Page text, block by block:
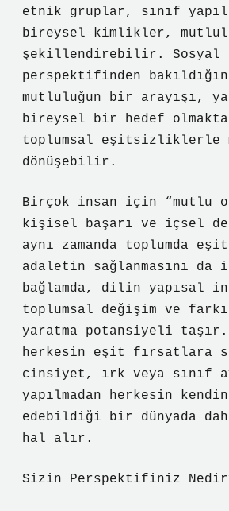
etnik gruplar, sınıf
bireysel kimlikler,
şekillendirebilir. Sosyal
perspektifinden
mutluluğun bir arayışı,
bireysel bir hedef
toplumsal eşitsizliklerle
dönüşebilir.
Birçok insan için “mutlu
kişisel başarı ve içsel
aynı zamanda toplumda
adaletin sağlanmasını
bağlamda, dilin yapısal
toplumsal değişim ve
yaratma potansiyeli
herkesin eşit fırsatlara
cinsiyet, ırk veya sınıf
yapılmadan herkesin
edebildiği bir dünyada
hal alır.
Sizin Perspektifiniz